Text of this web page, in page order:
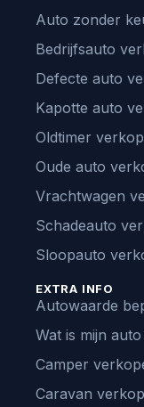
Auto zonder
Bedrijfsauto
Defecte auto
Kapotte auto
Oldtimer
Oude auto
Vrachtwagen
Schadeauto
Sloopauto
EXTRA INFO
Autowaarde
Wat is mijn
Camper
Caravan